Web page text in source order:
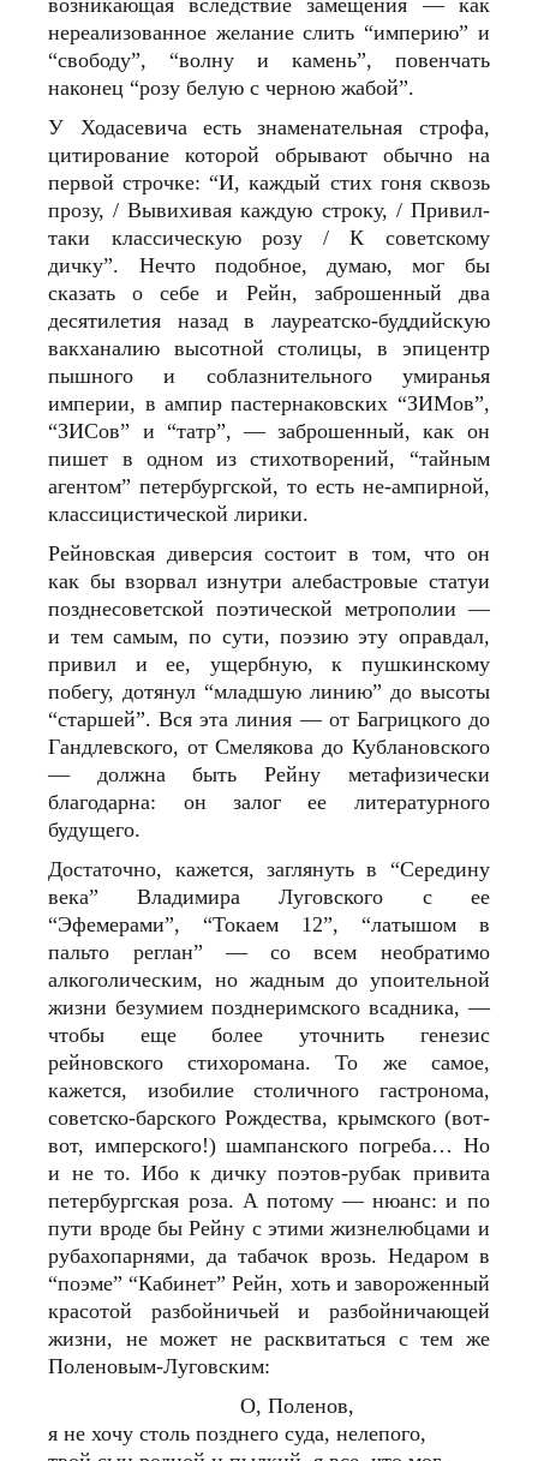
возникающая вследствие замещения — как
нереализованное желание слить “империю” и
“свободу”, “волну и камень”, повенчать
наконец “розу белую с черною жабой”.
У Ходасевича есть знаменательная строфа,
цитирование которой обрывают обычно на
первой строчке: “И, каждый стих гоня сквозь
прозу, / Вывихивая каждую строку, / Привил-
таки классическую розу / К советскому
дичку”. Нечто подобное, думаю, мог бы
сказать о себе и Рейн, заброшенный два
десятилетия назад в лауреатско-буддийскую
вакханалию высотной столицы, в эпицентр
пышного и соблазнительного умиранья
империи, в ампир пастернаковских “ЗИМов”,
“ЗИСов” и “татр”, — заброшенный, как он
пишет в одном из стихотворений, “тайным
агентом” петербургской, то есть не-ампирной,
классицистической лирики.
Рейновская диверсия состоит в том, что он
как бы взорвал изнутри алебастровые статуи
позднесоветской поэтической метрополии —
и тем самым, по сути, поэзию эту оправдал,
привил и ее, ущербную, к пушкинскому
побегу, дотянул “младшую линию” до высоты
“старшей”. Вся эта линия — от Багрицкого до
Гандлевского, от Смелякова до Кублановского
— должна быть Рейну метафизически
благодарна: он залог ее литературного
будущего.
Достаточно, кажется, заглянуть в “Середину
века” Владимира Луговского с ее
“Эфемерами”, “Токаем 12”, “латышом в
пальто реглан” — со всем необратимо
алкоголическим, но жадным до упоительной
жизни безумием позднеримского всадника, —
чтобы еще более уточнить генезис
рейновского стихоромана. То же самое,
кажется, изобилие столичного гастронома,
советско-барского Рождества, крымского (вот-
вот, имперского!) шампанского погреба… Но
и не то. Ибо к дичку поэтов-рубак привита
петербургская роза. А потому — нюанс: и по
пути вроде бы Рейну с этими жизнелюбцами и
рубахопарнями, да табачок врозь. Недаром в
“поэме” “Кабинет” Рейн, хоть и завороженный
красотой разбойничьей и разбойничающей
жизни, не может не расквитаться с тем же
Поленовым-Луговским:
О, Поленов,
я не хочу столь позднего суда, нелепого,